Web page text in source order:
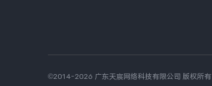
©2014-2026 广东天宸网络科技有限公司 版权所有